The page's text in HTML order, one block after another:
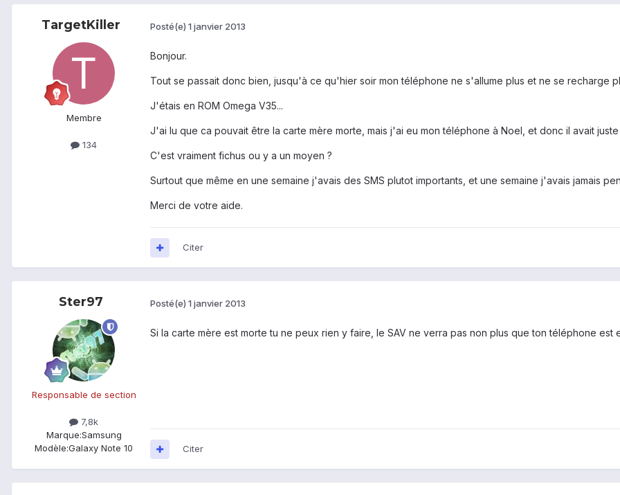
TargetKiller
Membre
134
Posté(e) 1 janvier 2013
Bonjour.
Tout se passait donc bien, jusqu'à ce qu'hier soir mon téléphone ne s'allume plus et ne se recharge
J'étais en ROM Omega V35...
J'ai lu que ca pouvait être la carte mère morte, mais j'ai eu mon téléphone à Noel, et donc il avait juste
C'est vraiment fichus ou y a un moyen ?
Surtout que même en une semaine j'avais des SMS plutot importants, et une semaine j'avais jamais
Merci de votre aide.
Citer
Ster97
Responsable de section
7,8k
Marque:Samsung
Modèle:Galaxy Note 10
Posté(e) 1 janvier 2013
Si la carte mère est morte tu ne peux rien y faire, le SAV ne verra pas non plus que ton téléphone est
Citer